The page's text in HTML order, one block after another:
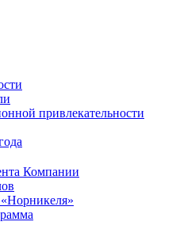
привлекательности
Компании
«Норникеля»